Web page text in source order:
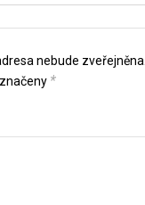
nebude zveřejněna.
*